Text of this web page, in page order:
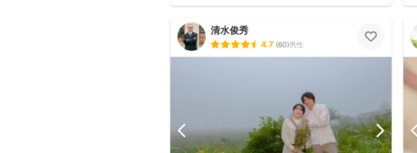
清水俊秀
4.7 (60)男性